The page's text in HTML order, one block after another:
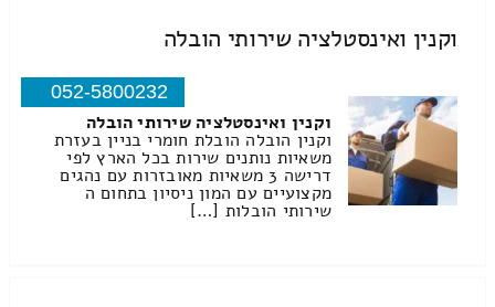
וקנין ואינסטלציה שירותי הובלה
052-5800232
וקנין ואינסטלציה שירותי הובלה
וקנין הובלה הובלת חומרי בניין בעזרת
משאיות נותנים שירות בכל הארץ לפי
דרישה 3 משאיות מאובזרות עם נהגים
מקצועיים עם המון ניסיון בתחום ה
שירותי הובלות […]